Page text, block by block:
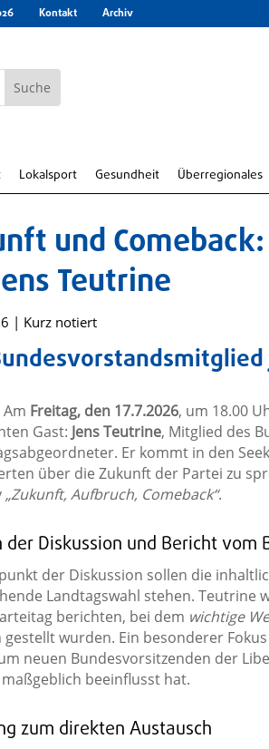
Kontakt Archiv
Lokalsport Gesundheit Überregionales
und
Teutrine
| Kurz notiert
Freitag, den 17.7.2026, um 18.00
Gast: Jens Teutrine, Mitglied des
Er kommt in den
über die Zukunft der Partei zu
„Zukunft, Aufbruch, Comeback“.
der Diskussion und Bericht vom
der Diskussion sollen die
Landtagswahl stehen. Teutrine
berichten, bei dem wichtige
gestellt wurden. Ein besonderer
neuen Bundesvorsitzenden der
beeinflusst hat.
zum direkten Austausch